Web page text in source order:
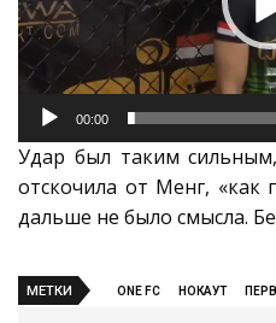
00:00
Удар был таким
отскочила от Менг, «как
дальше не было смысла.
МЕТКИ ONE FC НОКАУТ